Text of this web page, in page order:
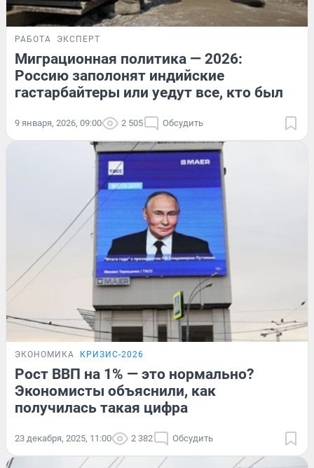
РАБОТА ЭКСПЕРТ
Миграционная политика — 2026:
Россию заполонят индийские
гастарбайтеры или уедут все, кто был
9 января, 2026, 09:00 2 505 Обсудить
ЭКОНОМИКА КРИЗИС-2026
Рост ВВП на 1% — это нормально?
Экономисты объяснили, как
получилась такая цифра
23 декабря, 2025, 11:00 2 382 Обсудить